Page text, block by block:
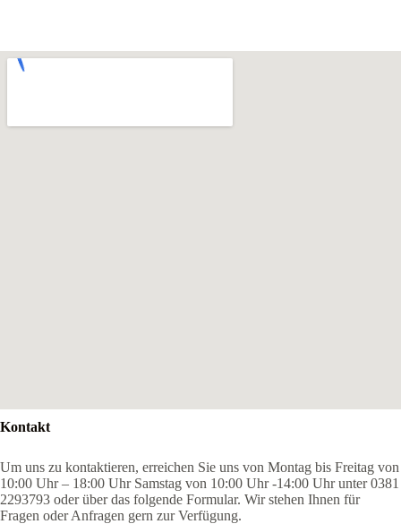
Kontakt
Um uns zu kontaktieren, erreichen Sie uns von Montag bis Freitag von
10:00 Uhr – 18:00 Uhr Samstag von 10:00 Uhr -14:00 Uhr unter 0381
2293793 oder über das folgende Formular. Wir stehen Ihnen für
Fragen oder Anfragen gern zur Verfügung.